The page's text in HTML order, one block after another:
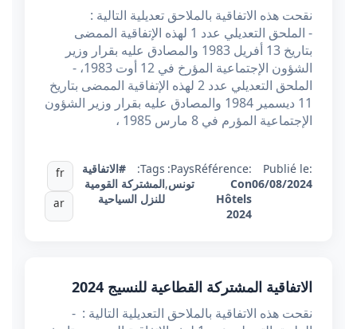
نقحت هذه الاتفاقية بالملاحق تعديلية التالية :
- الملحق التعديلي عدد 1 لهذه الإتفاقية الممضى
بتاريخ 13 أفريل 1983 والمصادق عليه بقرار وزير
الشؤون الإجتماعية المؤرخ في 12 أوت 1983، -
الملحق التعديلي عدد 2 لهذه الإتفاقية الممضى بتاريخ
11 ديسمير 1984 والمصادق عليه بقرار وزير الشؤون
الإجتماعية المؤرم في 8 مارس 1985 ،
Publié le:
06/08/2024
Référence:
Con
Hôtels
2024
Pays:
تونس,
Tags:
#الاتفاقية
المشتركة القومية
للنزل السياحية
fr
ar
الاتفاقية المشتركة القطاعية للنسيج 2024
نقحت هذه الاتفاقية بالملاحق التعديلية التالية : -